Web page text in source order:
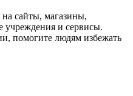
сайты, магазины,
учреждения и сервисы.
помогите людям избежать